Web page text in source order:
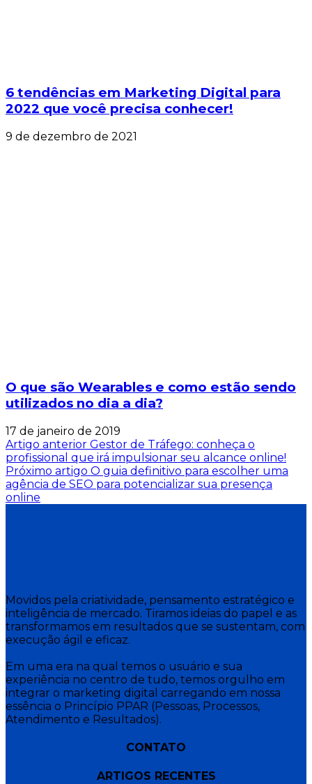
6 tendências em Marketing Digital para
2022 que você precisa conhecer!
9 de dezembro de 2021
O que são Wearables e como estão sendo
utilizados no dia a dia?
17 de janeiro de 2019
Artigo anterior Gestor de Tráfego: conheça o
profissional que irá impulsionar seu alcance online!
Próximo artigo O guia definitivo para escolher uma
agência de SEO para potencializar sua presença
online
Movidos pela criatividade, pensamento estratégico e
inteligência de mercado. Tiramos ideias do papel e as
transformamos em resultados que se sustentam, com
execução ágil e eficaz.
Em uma era na qual temos o usuário e sua
experiência no centro de tudo, temos orgulho em
integrar o marketing digital carregando em nossa
essência o Princípio PPAR (Pessoas, Processos,
Atendimento e Resultados).
CONTATO
ARTIGOS RECENTES